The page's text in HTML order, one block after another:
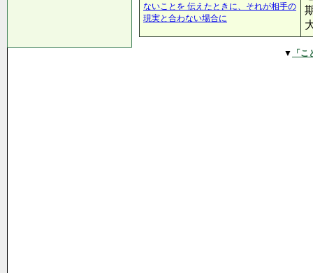
ないことを 伝えたときに、それが相手の
現実と合わない場合に
▼ 「